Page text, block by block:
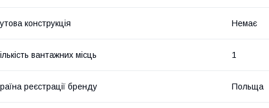
конструкція Немає
вантажних місць 1
реєстрації бренду Польща